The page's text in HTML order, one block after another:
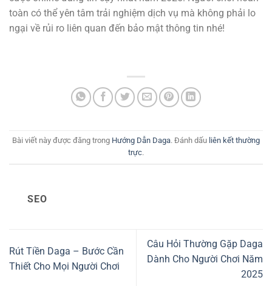
toàn có thể yên tâm trải nghiệm dịch vụ mà không phải lo
ngại về rủi ro liên quan đến bảo mật thông tin nhé!
Bài viết này được đăng trong Hướng Dẫn Daga. Đánh dấu liên kết thường
trực.
SEO
Rút Tiền Daga – Bước Cần
Thiết Cho Mọi Người Chơi
Câu Hỏi Thường Gặp Daga
Dành Cho Người Chơi Năm
2025